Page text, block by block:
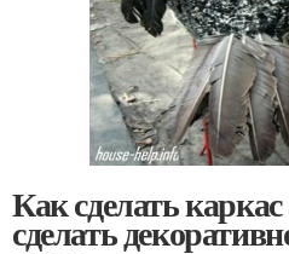
Как сделать
сделать